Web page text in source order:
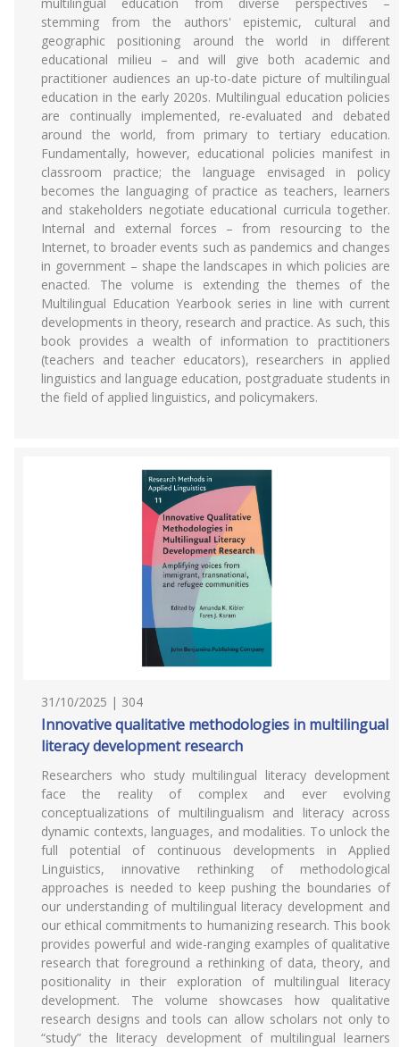
stemming from the authors' epistemic, cultural and
geographic positioning around the world in different
educational milieu – and will give both academic and
practitioner audiences an up-to-date picture of multilingual
education in the early 2020s. Multilingual education policies
are continually implemented, re-evaluated and debated
around the world, from primary to tertiary education.
Fundamentally, however, educational policies manifest in
classroom practice; the language envisaged in policy
becomes the languaging of practice as teachers, learners
and stakeholders negotiate educational curricula together.
Internal and external forces – from resourcing to the
Internet, to broader events such as pandemics and changes
in government – shape the landscapes in which policies are
enacted. The volume is extending the themes of the
Multilingual Education Yearbook series in line with current
developments in theory, research and practice. As such, this
book provides a wealth of information to practitioners
(teachers and teacher educators), researchers in applied
linguistics and language education, postgraduate students in
the field of applied linguistics, and policymakers.
31/10/2025 | 304
Innovative qualitative methodologies in multilingual
literacy development research
Researchers who study multilingual literacy development
face the reality of complex and ever evolving
conceptualizations of multilingualism and literacy across
dynamic contexts, languages, and modalities. To unlock the
full potential of continuous developments in Applied
Linguistics, innovative rethinking of methodological
approaches is needed to keep pushing the boundaries of
our understanding of multilingual literacy development and
our ethical commitments to humanizing research. This book
provides powerful and wide-ranging examples of qualitative
research that foreground a rethinking of data, theory, and
positionality in their exploration of multilingual literacy
development. The volume showcases how qualitative
research designs and tools can allow scholars not only to
“study” the literacy development of multilingual learners